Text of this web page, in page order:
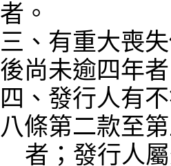
者。
三、有重大喪
後尚未逾四年
四、發行人有
八條第二款至